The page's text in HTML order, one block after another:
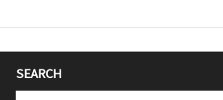
SEARCH